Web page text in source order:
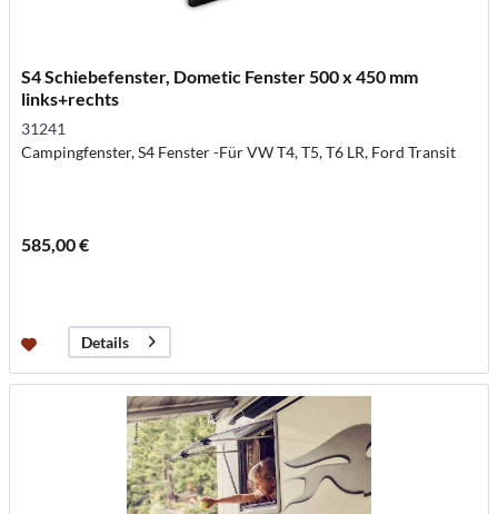
S4 Schiebefenster, Dometic Fenster 500 x 450 mm
links+rechts
31241
Campingfenster, S4 Fenster -Für VW T4, T5, T6 LR, Ford Transit
585,00 €
Details